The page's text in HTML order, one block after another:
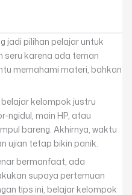
jadi pilihan pelajar untuk
seru karena ada teman
memahami materi, bahkan
kelompok justru
ngidul, main HP, atau
bareng. Akhirnya, waktu
ujian tetap bikin panik.
bermanfaat, ada
supaya pertemuan
tips ini, belajar kelompok